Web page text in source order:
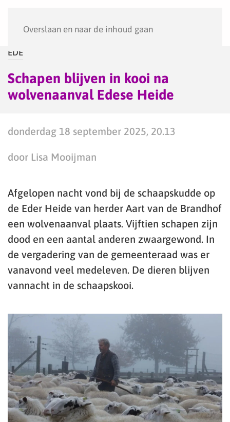
Overslaan en naar de inhoud gaan
EDE
Schapen blijven in kooi na
wolvenaanval Edese Heide
donderdag 18 september 2025, 20.13
door Lisa Mooijman
Afgelopen nacht vond bij de schaapskudde op
de Eder Heide van herder Aart van de Brandhof
een wolvenaanval plaats. Vijftien schapen zijn
dood en een aantal anderen zwaargewond. In
de vergadering van de gemeenteraad was er
vanavond veel medeleven. De dieren blijven
vannacht in de schaapskooi.